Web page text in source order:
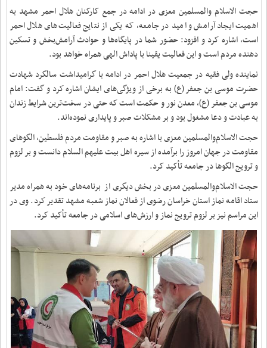
حجت الاسلام والمسلمین معزی در ادامه در جمع کارکنان هلال احمر مشهد به
اهمیت ایجاد آرامش و امید در جامعه، که یکی از نتایج فعالیت‌های هلال احمر
است، اشاره کرد و افزود: حضور شما در پایگاه‌ها و حوادث آرامش‌بخش و تسکین
دهنده مردم است و این فعالیت یقینا با پاداش الهی همراه خواهد بود.
نماینده ولی فقیه در جمعیت هلال احمر در ادامه با گرامیداشت سالگرد شهادت
حضرت موسی بن جعفر (ع) به برخی از ویژگی‌های ایشان اشاره کرد و گفت: امام
موسی بن جعفر (ع)، معدن نور و حکمت است که حتی در سخت‌ترین شرایط زندان
به عبادت و دعا مشغول بود و بر مشکلات صبر و پایداری نموده‌اند.
حجت الاسلام‌والمسلمین معزی با اشاره به صبر و مقاومت مردم فلسطین، الگوهای
مقاومت در جهان امروز را برآمده از سیره اهل بیت علیهم السلام دانست و بر لزوم
و ترویج الگوها در جامعه تأکید کرد.
حجت الاسلام‌والمسلمین معزی در بخش دیگری از برنامه‌های خود به همراه مدیر
ستاد اقامه نماز استان خراسان رضوی از فعالان نماز شعبه مشهد تقدیر کرد. وی در
این مراسم نیز بر لزوم ترویج نماز و ارزش‌های اسلامی در جامعه تأکید کرد.